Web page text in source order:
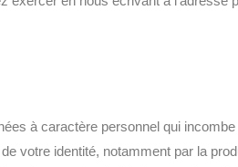
à caractère personnel qui
votre identité, notamment par la